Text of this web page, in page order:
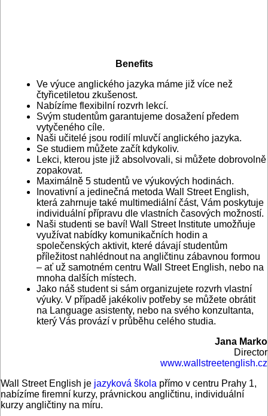
Benefits
Ve výuce anglického jazyka máme již více než
čtyřicetiletou zkušenost.
Nabízíme flexibilní rozvrh lekcí.
Svým studentům garantujeme dosažení předem
vytyčeného cíle.
Naši učitelé jsou rodilí mluvčí anglického jazyka.
Se studiem můžete začít kdykoliv.
Lekci, kterou jste již absolvovali, si můžete dobrovolně
zopakovat.
Maximálně 5 studentů ve výukových hodinách.
Inovativní a jedinečná metoda Wall Street English,
která zahrnuje také multimediální část, Vám poskytuje
individuální přípravu dle vlastních časových možností.
Naši studenti se baví! Wall Street Institute umožňuje
využívat nabídky komunikačních hodin a
společenských aktivit, které dávají studentům
příležitost nahlédnout na angličtinu zábavnou formou
– ať už samotném centru Wall Street English, nebo na
mnoha dalších místech.
Jako náš student si sám organizujete rozvrh vlastní
výuky. V případě jakékoliv potřeby se můžete obrátit
na Language asistenty, nebo na svého konzultanta,
který Vás provází v průběhu celého studia.
Jana Marko
Director
www.wallstreetenglish.cz
Wall Street English je jazyková škola přímo v centru Prahy 1,
nabízíme firemní kurzy, právnickou angličtinu, individuální
kurzy angličtiny na míru.